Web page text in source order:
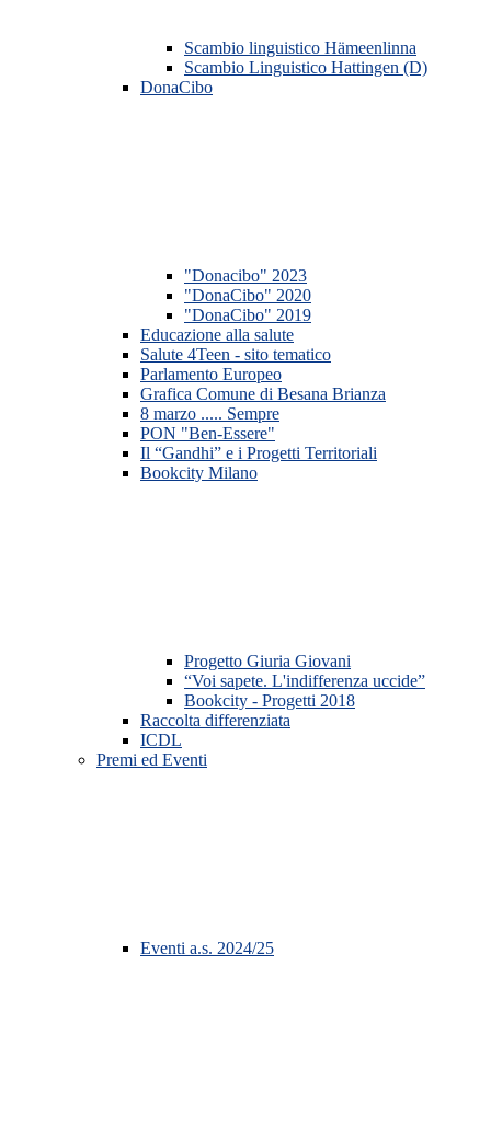
Scambio linguistico Hämeenlinna
Scambio Linguistico Hattingen (D)
DonaCibo
"Donacibo" 2023
"DonaCibo" 2020
"DonaCibo" 2019
Educazione alla salute
Salute 4Teen - sito tematico
Parlamento Europeo
Grafica Comune di Besana Brianza
8 marzo ..... Sempre
PON "Ben-Essere"
Il “Gandhi” e i Progetti Territoriali
Bookcity Milano
Progetto Giuria Giovani
“Voi sapete. L'indifferenza uccide”
Bookcity - Progetti 2018
Raccolta differenziata
ICDL
Premi ed Eventi
Eventi a.s. 2024/25